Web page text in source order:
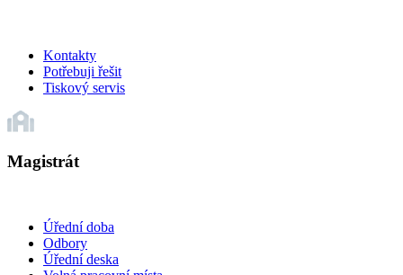
Kontakty
Potřebuji řešit
Tiskový servis
Magistrát
Úřední doba
Odbory
Úřední deska